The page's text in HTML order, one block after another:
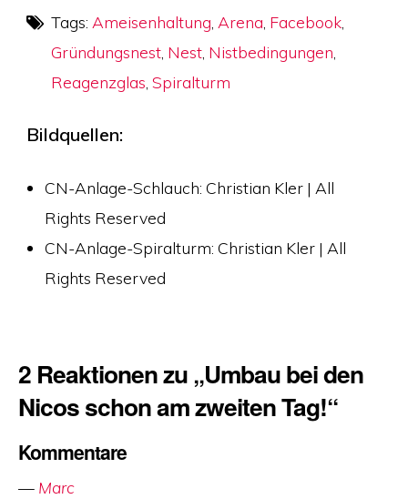
Tags: Ameisenhaltung Arena Facebook,
Gründungsnest, Nest, Nistbedingungen
Reagenzglas Spiralturm
Bildquellen:
CN-Anlage-Schlauch: Christian Kler | All
Rights Reserved
CN-Anlage-Spiralturm: Christian Kler | All
Rights Reserved
2 Reaktionen zu „Umbau bei den
Nicos schon am zweiten Tag!“
Kommentare
Marc